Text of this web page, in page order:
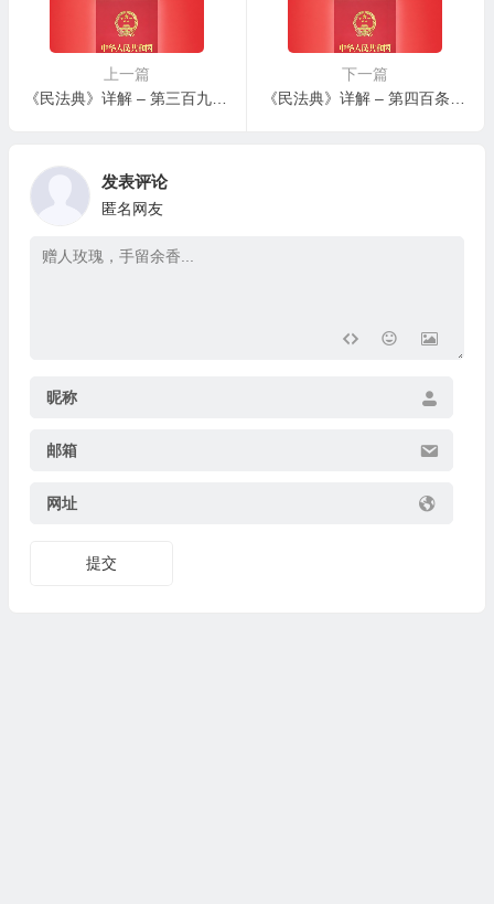
上一篇
《民法典》详解 – 第三百九十八条：乡村企业的建设用地使用权不得单独抵押
下一篇
《民法典》详解 – 第四百条：抵押合同
发表评论
匿名网友
昵称
邮箱
网址
提交